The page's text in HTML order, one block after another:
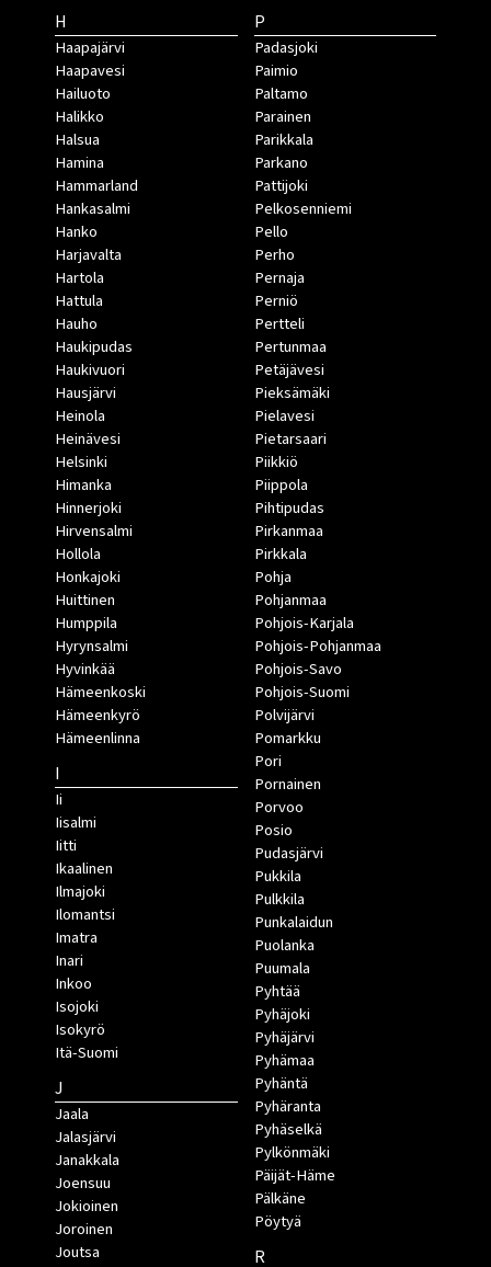
H
Haapajärvi
Haapavesi
Hailuoto
Halikko
Halsua
Hamina
Hammarland
Hankasalmi
Hanko
Harjavalta
Hartola
Hattula
Hauho
Haukipudas
Haukivuori
Hausjärvi
Heinola
Heinävesi
Helsinki
Himanka
Hinnerjoki
Hirvensalmi
Hollola
Honkajoki
Huittinen
Humppila
Hyrynsalmi
Hyvinkää
Hämeenkoski
Hämeenkyrö
Hämeenlinna
I
Ii
Iisalmi
Iitti
Ikaalinen
Ilmajoki
Ilomantsi
Imatra
Inari
Inkoo
Isojoki
Isokyrö
Itä-Suomi
J
Jaala
Jalasjärvi
Janakkala
Joensuu
Jokioinen
Joroinen
Joutsa
P
Padasjoki
Paimio
Paltamo
Parainen
Parikkala
Parkano
Pattijoki
Pelkosenniemi
Pello
Perho
Pernaja
Perniö
Pertteli
Pertunmaa
Petäjävesi
Pieksämäki
Pielavesi
Pietarsaari
Piikkiö
Piippola
Pihtipudas
Pirkanmaa
Pirkkala
Pohja
Pohjanmaa
Pohjois-Karjala
Pohjois-Pohjanmaa
Pohjois-Savo
Pohjois-Suomi
Polvijärvi
Pomarkku
Pori
Pornainen
Porvoo
Posio
Pudasjärvi
Pukkila
Pulkkila
Punkalaidun
Puolanka
Puumala
Pyhtää
Pyhäjoki
Pyhäjärvi
Pyhämaa
Pyhäntä
Pyhäranta
Pyhäselkä
Pylkönmäki
Päijät-Häme
Pälkäne
Pöytyä
R